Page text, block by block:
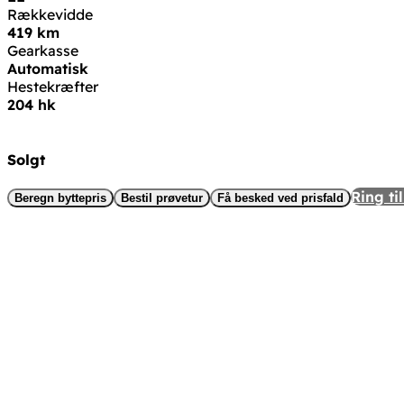
Rækkevidde
419 km
Gearkasse
Automatisk
Hestekræfter
204 hk
Solgt
Beregn byttepris Bestil prøvetur Få besked ved prisfald Ring